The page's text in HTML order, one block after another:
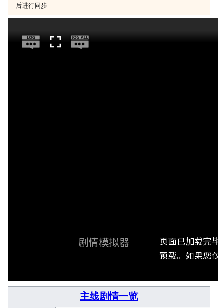
后进行同步
剧情模拟器
页面已加载完
预载。如果您
主线剧情一览